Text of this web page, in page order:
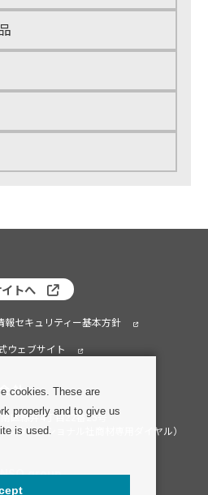
トへ
報セキュリティー基本方針
ウェブサイト
区緑井4丁目22番25号
ンターナショナル社商材専用ダイヤル）
group
cookies. These are
properly and to give us
is used.